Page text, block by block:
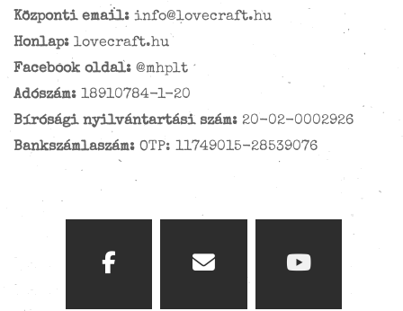
Központi email: info@lovecraft.hu
Honlap: lovecraft.hu
Facebook oldal: @mhplt
Adószám: 18910784-1-20
Bírósági nyilvántartási szám: 20-02-0002926
Bankszámlaszám: OTP: 11749015-28539076